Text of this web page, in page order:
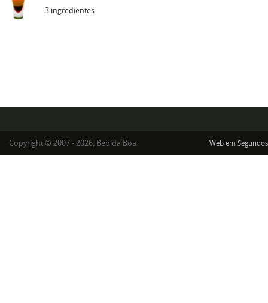
3 ingredientes
Copyright © 2007 - 2026, Bebida Boa Web em Segundos